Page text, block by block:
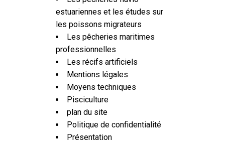
estuariennes et les études sur
les poissons migrateurs
Les pêcheries maritimes
professionnelles
Les récifs artificiels
Mentions légales
Moyens techniques
Pisciculture
plan du site
Politique de confidentialité
Présentation